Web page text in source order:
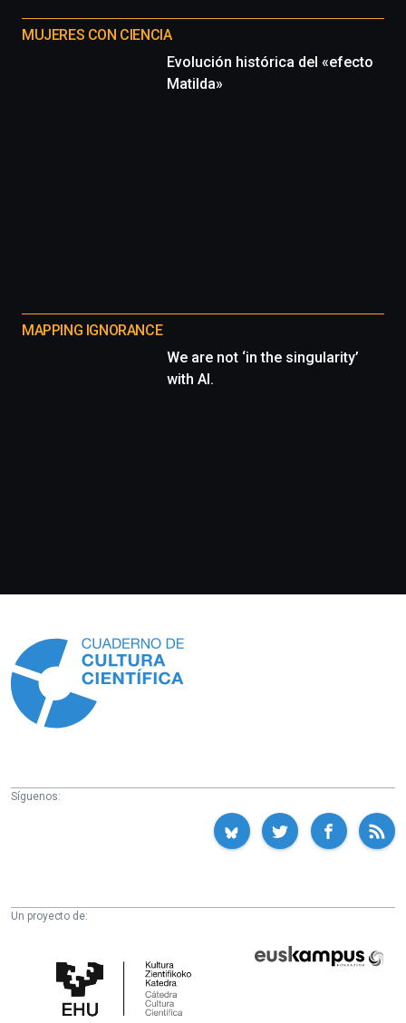
MUJERES CON CIENCIA
Evolución histórica del «efecto
Matilda»
MAPPING IGNORANCE
We are not ‘in the singularity’
with AI.
Síguenos:
Un proyecto de:
Cultura
Científica
Fundazioa